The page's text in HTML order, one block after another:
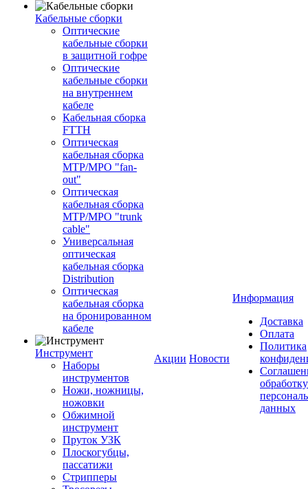
Кабельные сборки
Оптические
кабельные сборки
в защитной гофре
Оптические
кабельные сборки
на внутреннем
кабеле
Кабельная сборка
FTTH
Оптическая
кабельная сборка
MTP/MPO "fan-
out"
Оптическая
кабельная сборка
MTP/MPO "trunk
cable"
Универсальная
оптическая
кабельная сборка
Distribution
Оптическая
кабельная сборка
на бронированном
кабеле
Инструмент
Наборы
инструментов
Ножи, ножницы,
ножовки
Обжимной
инструмент
Пруток УЗК
Плоскогубцы,
пассатижи
Стрипперы
Акции Новости
Информация
Доставка
Оплата
Политика
обработку
данных